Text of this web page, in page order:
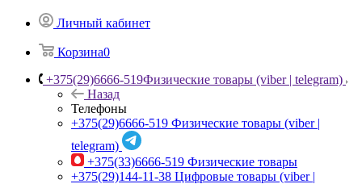
Личный кабинет
Корзина0
+375(29)6666-519Физические товары (viber | telegram)
Назад
Телефоны
+375(29)6666-519 Физические товары (viber |
telegram)
+375(33)6666-519 Физические товары
+375(29)144-11-38 Цифровые товары (viber |